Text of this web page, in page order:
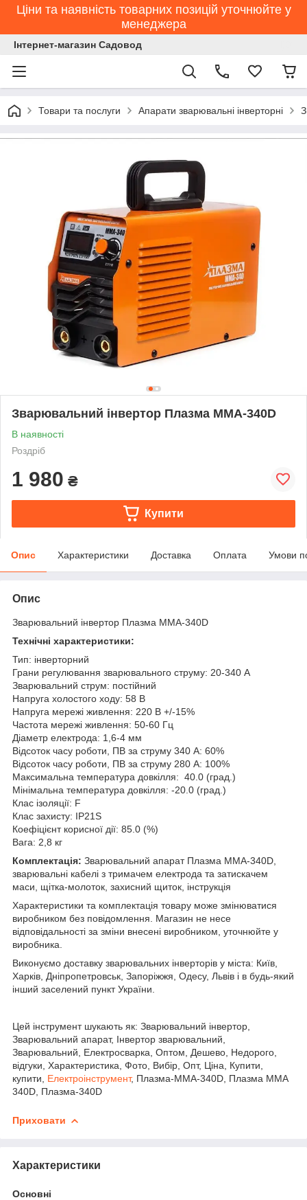
Ціни та наявність товарних позицій уточнюйте у
менеджера
Інтернет-магазин Садовод
Товари та послуги Апарати зварювальні інверторні
Зварювальний інвертор Плазма ММА-340D
В наявності
Роздріб
1 980 ₴
Купити
Опис Характеристики Доставка Оплата Умови
Опис
Зварювальний інвертор Плазма ММА-340D
Технічні характеристики:
Тип: інверторний
Грани регулювання зварювального струму: 20-340 А
Зварювальний струм: постійний
Напруга холостого ходу: 58 В
Напруга мережі живлення: 220 В +/-15%
Частота мережі живлення: 50-60 Гц
Діаметр електрода: 1,6-4 мм
Відсоток часу роботи, ПВ за струму 340 А: 60%
Відсоток часу роботи, ПВ за струму 280 А: 100%
Максимальна температура довкілля: 40.0 (град.)
Мінімальна температура довкілля: -20.0 (град.)
Клас ізоляції: F
Клас захисту: IP21S
Коефіцієнт корисної дії: 85.0 (%)
Вага: 2,8 кг
Комплектація: Зварювальний апарат Плазма MMA-340D,
зварювальні кабелі з тримачем електрода та затискачем
маси, щітка-молоток, захисний щиток, інструкція
Характеристики та комплектація товару може змінюватися
виробником без повідомлення. Магазин не несе
відповідальності за зміни внесені виробником, уточнюйте у
виробника.
Виконуємо доставку зварювальних інверторів у міста: Київ,
Харків, Дніпропетровськ, Запоріжжя, Одесу, Львів і в будь-який
інший заселений пункт України.
Цей інструмент шукають як: Зварювальний інвертор,
Зварювальний апарат, Інвертор зварювальний,
Зварювальний, Електросварка, Оптом, Дешево, Недорого,
відгуки, Характеристика, Фото, Вибір, Опт, Ціна, Купити,
купити, Електроінструмент, Плазма-MMA-340D, Плазма MMA
340D, Плазма-340D
Приховати
Характеристики
Основні